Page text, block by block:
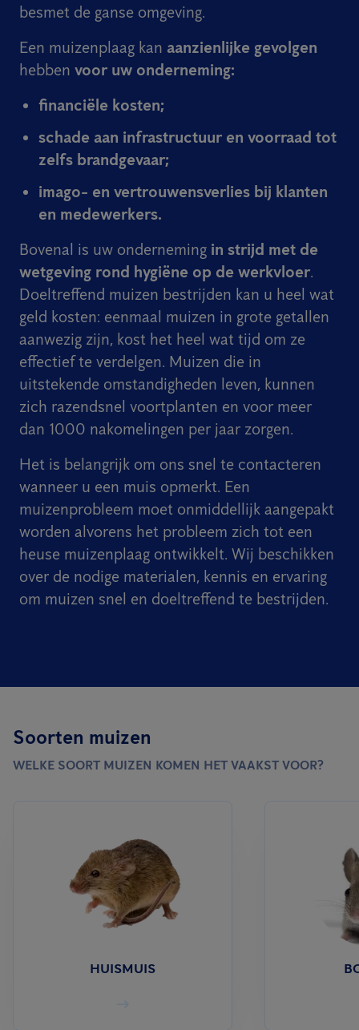
besmet de ganse omgeving.
Een muizenplaag kan aanzienlijke gevolgen
hebben voor uw onderneming:
financiële kosten;
schade aan infrastructuur en voorraad tot
zelfs brandgevaar;
imago- en vertrouwensverlies bij klanten
en medewerkers.
Bovenal is uw onderneming in strijd met de
wetgeving rond hygiëne op de werkvloer.
Doeltreffend muizen bestrijden kan u heel wat
geld kosten: eenmaal muizen in grote getallen
aanwezig zijn, kost het heel wat tijd om ze
effectief te verdelgen. Muizen die in
uitstekende omstandigheden leven, kunnen
zich razendsnel voortplanten en voor meer
dan 1000 nakomelingen per jaar zorgen.
Het is belangrijk om ons snel te contacteren
wanneer u een muis opmerkt. Een
muizenprobleem moet onmiddellijk aangepakt
worden alvorens het probleem zich tot een
heuse muizenplaag ontwikkelt. Wij beschikken
over de nodige materialen, kennis en ervaring
om muizen snel en doeltreffend te bestrijden.
Soorten muizen
WELKE SOORT MUIZEN KOMEN HET VAAKST VOOR?
HUISMUIS